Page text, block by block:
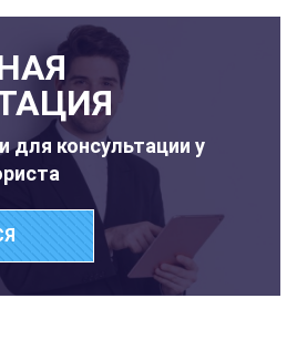
для консультации у